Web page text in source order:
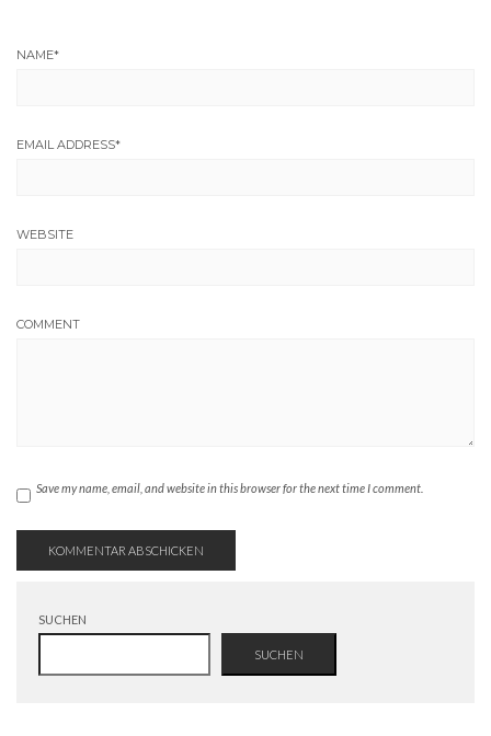
NAME*
EMAIL ADDRESS*
WEBSITE
COMMENT
Save my name, email, and website in this browser for the next time I comment.
SUCHEN
SUCHEN